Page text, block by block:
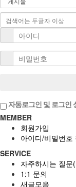
자동로그인 및 로그인
MEMBER
회원가입
아이디/비밀번호
SERVICE
자주하시는 질문
1:1 문의
새글모음